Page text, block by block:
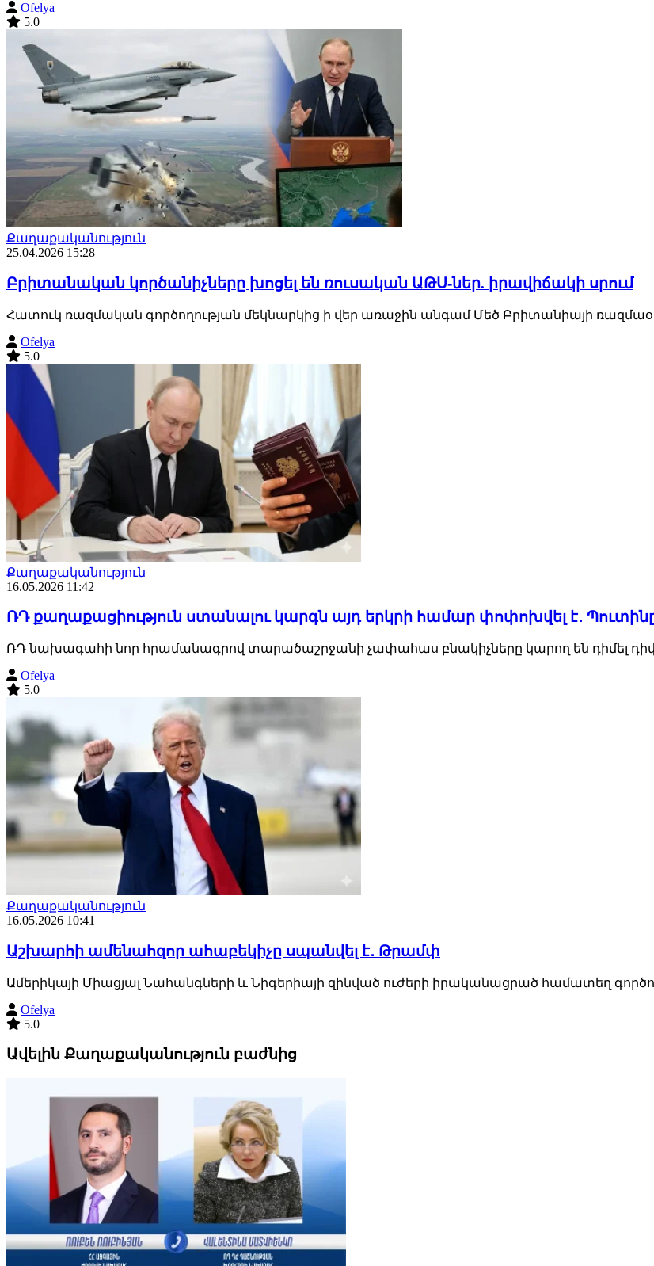
Ofelya
5.0
Քաղաքականություն
25.04.2026 15:28
Բրիտանական կործանիչները խոցել են ռուսական ԱԹՍ-ներ. իրավիճակի սրում
Հատուկ ռազմական գործողության մեկնարկից ի վեր առաջին անգամ Մեծ Բրիտանիայի
Ofelya
5.0
Քաղաքականություն
16.05.2026 11:42
ՌԴ քաղաքացիություն ստանալու կարգն այդ երկրի համար փոփոխվել է․
ՌԴ նախագահի նոր հրամանագրով տարածաշրջանի չափահաս բնակիչները կարող են դիմել
Ofelya
5.0
Քաղաքականություն
16.05.2026 10:41
Աշխարհի ամենահզոր ահաբեկիչը սպանվել է․ Թրամփ
Ամերիկայի Միացյալ Նահանգների և Նիգերիայի զինված ուժերի իրականացրած համատեղ
Ofelya
5.0
Ավելին Քաղաքականություն բաժնից